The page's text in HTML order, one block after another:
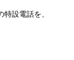
設電話を、